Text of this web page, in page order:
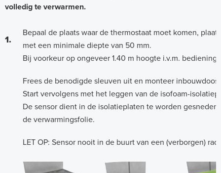
volledig te verwarmen.
1.
Bepaal de plaats waar de thermostaat moet komen,
met een minimale diepte van 50 mm.
Bij voorkeur op ongeveer 1.40 m hoogte i.v.m.
Frees de benodigde sleuven uit en monteer
Start vervolgens met het leggen van de isofoam-
De sensor dient in de isolatieplaten te worden
de verwarmingsfolie.
LET OP: Sensor nooit in de buurt van een (verborgen)